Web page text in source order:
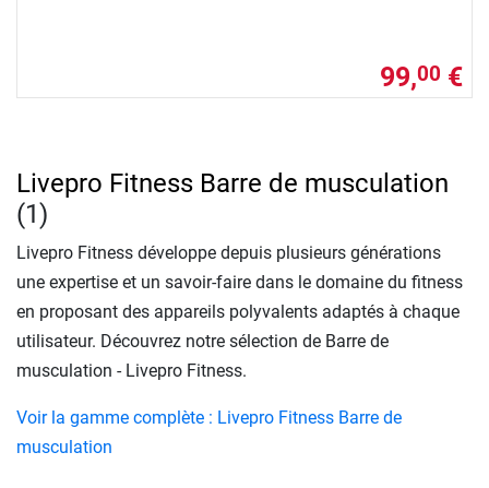
99,00 €
Livepro Fitness Barre de musculation
(1)
Livepro Fitness développe depuis plusieurs générations
une expertise et un savoir-faire dans le domaine du fitness
en proposant des appareils polyvalents adaptés à chaque
utilisateur. Découvrez notre sélection de Barre de
musculation - Livepro Fitness.
Voir la gamme complète : Livepro Fitness Barre de
musculation